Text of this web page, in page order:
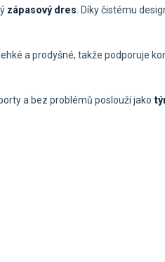
zápasový dres. Díky čistému
a prodyšné, takže podporuje
a bez problémů poslouží jako